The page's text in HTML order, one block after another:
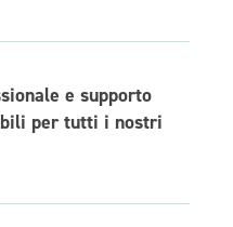
e supporto
per tutti i nostri